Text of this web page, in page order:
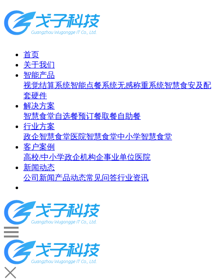
首页
关于我们
智能产品
视觉结算系统智能点餐系统无感称重系统智慧食安及配
套硬件
解决方案
智慧食堂自选餐预订餐取餐自助餐
行业方案
政企智慧食堂医院智慧食堂中小学智慧食堂
客户案例
高校/中小学政企机构企事业单位医院
新闻动态
公司新闻产品动态常见问答行业资讯